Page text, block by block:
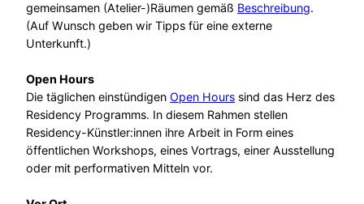
gemeinsamen (Atelier-)Räumen gemäß Beschreibung.
(Auf Wunsch geben wir Tipps für eine externe
Unterkunft.)
Open Hours
Die täglichen einstündigen Open Hours sind das Herz des
Residency Programms. In diesem Rahmen stellen
Residency-Künstler:innen ihre Arbeit in Form eines
öffentlichen Workshops, eines Vortrags, einer Ausstellung
oder mit performativen Mitteln vor.